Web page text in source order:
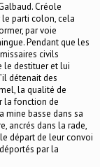
Créole
parti colon, cela
par voie
Pendant que les
civils
le destituer et lui
détenait des
la qualité de
la fonction de
mine basse dans sa
ancrés dans la rade,
départ de leur convoi
par la